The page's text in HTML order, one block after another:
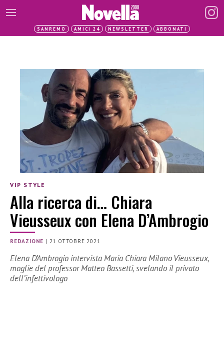
SANREMO AMICI 24 NEWSLETTER ABBONATI
VIP STYLE
Alla ricerca di… Chiara
Vieusseux con Elena D’Ambrogio
REDAZIONE | 21 OTTOBRE 2021
Elena D’Ambrogio intervista Maria Chiara Milano Vieusseux,
moglie del professor Matteo Bassetti, svelando il privato
dell’infettivologo